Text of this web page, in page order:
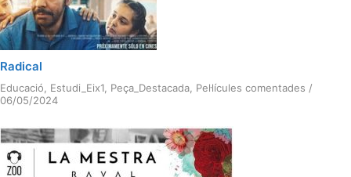
Radical
Educació Estudi_Eix1 Peça_Destacada Pel·lícules comentades /
06/05/2024